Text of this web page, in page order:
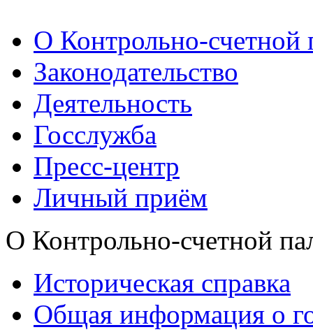
О Контрольно-счетной
Законодательство
Деятельность
Госслужба
Пресс-центр
Личный приём
О Контрольно-счетной
Историческая справка
Общая информация о